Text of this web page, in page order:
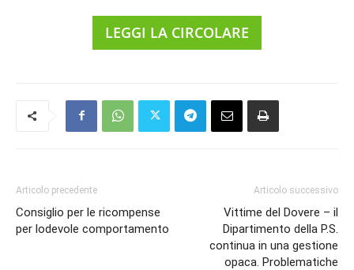
LEGGI LA CIRCOLARE
Articolo precedente
Consiglio per le ricompense
per lodevole comportamento
Articolo successivo
Vittime del Dovere – il
Dipartimento della P.S.
continua in una gestione
opaca. Problematiche